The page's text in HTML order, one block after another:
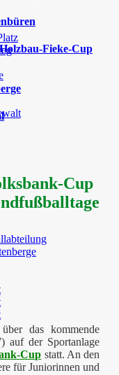
Fieke-Cup
Cup
das kommende
auf der Sportanlage
Cup statt. An den
für Juniorinnen und